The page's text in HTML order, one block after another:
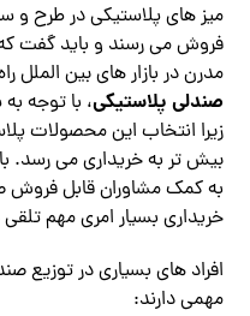
میز های پلاستیکی در طرح و
فروش می رسند و باید گفت
مدرن در بازار های بین الملل
صندلی پلاستیکی، با توجه
زیرا انتخاب این محصولات
بیش تر به خریداری می رسد.
به کمک مشاوران قابل فروش
خریداری بسیار امری مهم
افراد های بسیاری در توزیع
مهمی دارند: